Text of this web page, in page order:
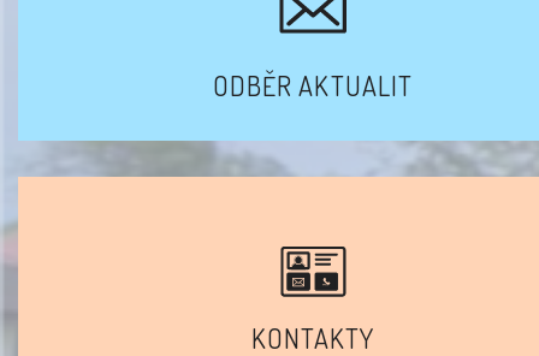
ODBĚR AKTUALIT
KONTAKTY